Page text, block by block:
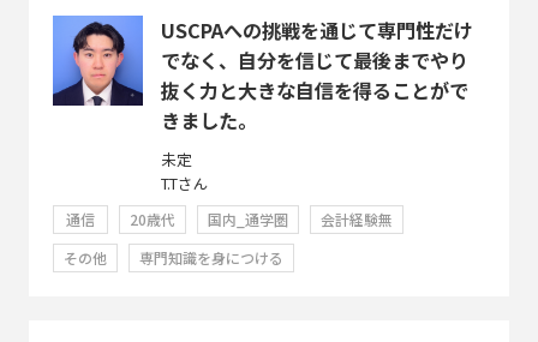
USCPAへの挑戦を通じて専門性だけ
でなく、自分を信じて最後までやり
抜く力と大きな自信を得ることがで
きました。
未定
T.Tさん
通信 20歳代 国内_通学圏
会計経験無
その他
専門知識を身につける